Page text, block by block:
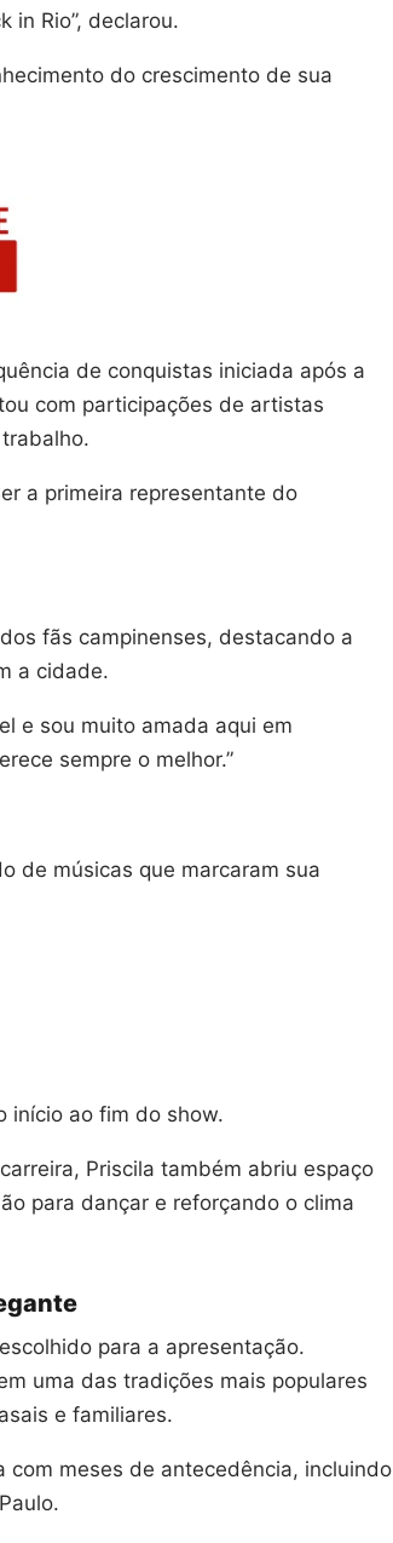
in Rio”, declarou.
do crescimento de sua
de conquistas iniciada após a
com participações de artistas
a primeira representante do
fãs campinenses, destacando a
a cidade.
e sou muito amada aqui em
sempre o melhor.”
de músicas que marcaram sua
início ao fim do show.
Priscila também abriu espaço
para dançar e reforçando o clima
para a apresentação.
uma das tradições mais populares
e familiares.
meses de antecedência, incluindo